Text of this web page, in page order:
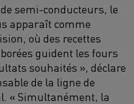
semi-conducteurs, le
apparaît comme
où des recettes
guident les fours
souhaités », déclare
de la ligne de
« Simultanément, la